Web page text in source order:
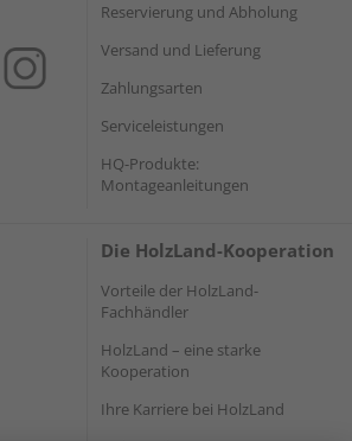
Reservierung und Abholung
Versand und Lieferung
Zahlungsarten
Serviceleistungen
HQ-Produkte:
Montageanleitungen
Die HolzLand-Kooperation
Vorteile der HolzLand-
Fachhändler
HolzLand – eine starke
Kooperation
Ihre Karriere bei HolzLand